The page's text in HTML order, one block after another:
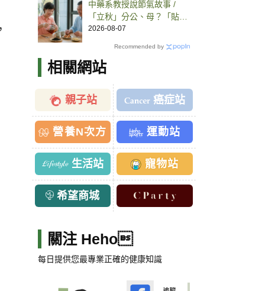
中藥系教授說節氣故事 /
「立秋」分公、母？「貼秋
膘」用食補恢復體力、喝紅
2026-08-07
Recommended by
相關網站
親子站 癌症站
營養N次方 運動站
生活站 寵物站
希望商城
關注 Heho
每日提供您最專業正確的健康知識